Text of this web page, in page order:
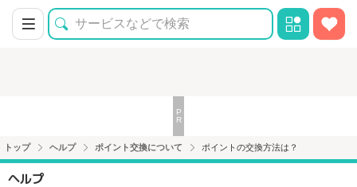
トップ ヘルプ ポイント交換について ポイントの交換方法は？
ヘルプ